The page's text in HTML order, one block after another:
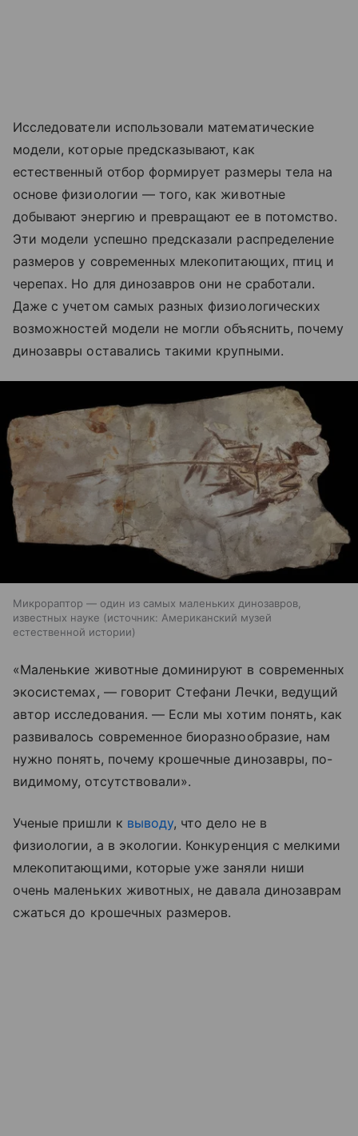
Исследователи использовали математические
модели, которые предсказывают, как
естественный отбор формирует размеры тела на
основе физиологии — того, как животные
добывают энергию и превращают ее в потомство.
Эти модели успешно предсказали распределение
размеров у современных млекопитающих, птиц и
черепах. Но для динозавров они не сработали.
Даже с учетом самых разных физиологических
возможностей модели не могли объяснить, почему
динозавры оставались такими крупными.
Микрораптор — один из самых маленьких динозавров,
известных науке
источник: Американский музей
естественной истории
«Маленькие животные доминируют в современных
экосистемах, — говорит Стефани Лечки, ведущий
автор исследования. — Если мы хотим понять, как
развивалось современное биоразнообразие, нам
нужно понять, почему крошечные динозавры, по-
видимому, отсутствовали».
Ученые пришли к выводу, что дело не в
физиологии, а в экологии. Конкуренция с мелкими
млекопитающими, которые уже заняли ниши
очень маленьких животных, не давала динозаврам
сжаться до крошечных размеров.